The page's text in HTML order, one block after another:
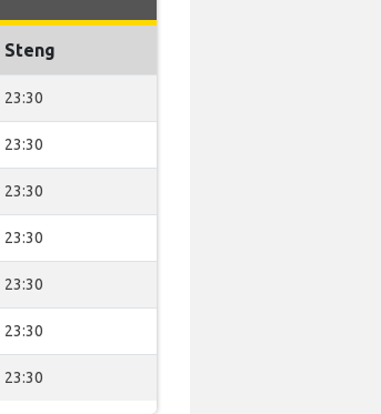
Steng
23:30
23:30
23:30
23:30
23:30
23:30
23:30